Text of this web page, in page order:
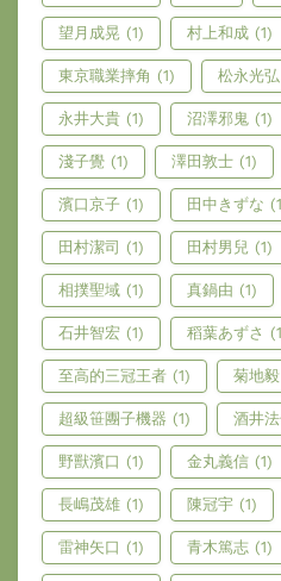
望月成晃 (1) 村上和成 (1)
東京職業摔角 (1) 松永光弘
永井大貴 (1) 沼澤邪鬼 (1)
淺子覺 (1) 澤田敦士 (1)
濱口京子 (1) 田中きずな
田村潔司 (1) 田村男兒 (1)
相撲聖域 (1) 真鍋由 (1)
石井智宏 (1) 稻葉あずさ
至高的三冠王者 (1) 菊地毅
超級笹團子機器 (1) 酒井
野獸濱口 (1) 金丸義信 (1)
長嶋茂雄 (1) 陳冠宇 (1)
雷神矢口 (1) 青木篤志 (1)